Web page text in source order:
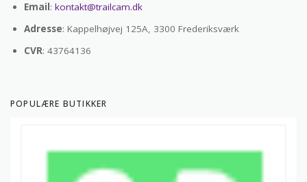
Email : kontakt@trailcam.dk
Adresse: Kappelhøjvej 125A, 3300 Frederiksværk
CVR: 43764136
POPULÆRE BUTIKKER